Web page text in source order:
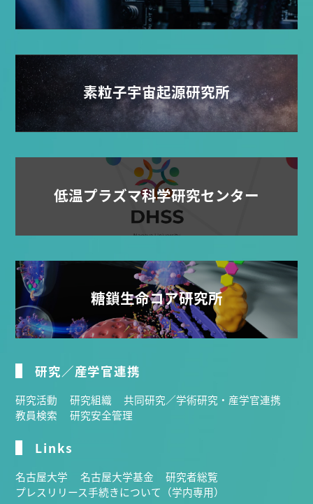
素粒子宇宙起源研究所
低温プラズマ科学研究センター
糖鎖生命コア研究所
研究／産学官連携
研究活動 研究組織
共同研究／学術研究・産学官連携
教員検索
研究安全管理
Links
名古屋大学 名古屋大学基金
研究者総覧
プレスリリース手続きについて（学内専用）